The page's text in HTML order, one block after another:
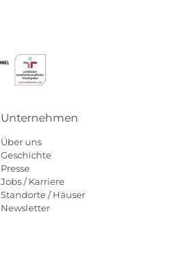
Unternehmen
Über uns
Geschichte
Presse
Jobs / Karriere
Standorte / Häuser
Newsletter